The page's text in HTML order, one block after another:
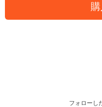
フォローし